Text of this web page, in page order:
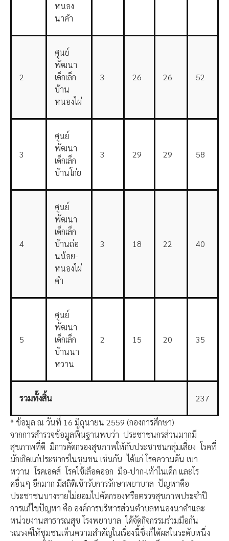
หนอง
นาคำ
2
ศูนย์
พัฒนา
เด็กเล็ก
บ้าน
หนองไผ่
3 26 26 52
3
ศูนย์
พัฒนา
เด็กเล็ก
บ้านโก่ย
3 29 29 58
4
ศูนย์
พัฒนา
เด็กเล็ก
บ้านถ่อ
นน้อย-
หนองไผ่
คำ
3 18 22 40
5
ศูนย์
พัฒนา
เด็กเล็ก
บ้านนา
หวาน
2 15 20 35
รวมทั้งสิ้น 237
* ข้อมูล ณ วันที่ 16 มิถุนายน 2559 (กองการศึกษา)
จากการสำรวจข้อมูลพื้นฐานพบว่า ประชาชนกรส่วนมากมี
สุขภาพที่ดี มีการคัดกรองสุขภาพให้กับประชาชนกลุ่มเสี่ยง โรคที่
มักเกิดแก่ประชากรในชุมชน เช่นกัน ได้แก่ โรคความดัน เบา
หวาน โรคเอดส์ โรคไข้เลือดออก มือ-ปาก-เท้าในเด็ก และโร
คอื่นๆ อีกมาก มีสถิติเข้ารับการรักษาพยาบาล ปัญหาคือ
ประชาชนบางรายไม่ยอมไปคัดกรองหรือตรวจสุขภาพประจำปี
การแก้ไขปัญหา คือ องค์การบริหารส่วนตำบลหนองนาคำและ
หน่วยงานสาธารณสุข โรงพยาบาล ได้จัดกิจกรรมร่วมมือกัน
รณรงค์ให้ชุมชนเห็นความสำคัญในเรื่องนี้ซึ่งก็ได้ผลในระดับหนึ่ง